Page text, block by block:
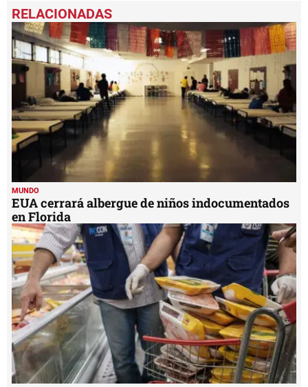
seconds
of
3
minutes,
seconds
MUNDO
EUA cerrará albergue de niños indocumentados
en Florida